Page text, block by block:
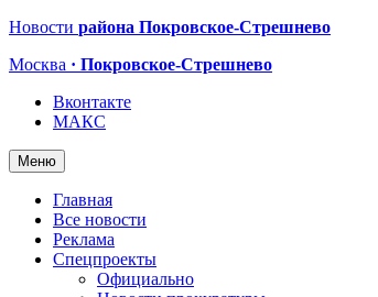
Новости района Покровское-Стрешнево
Москва · Покровское-Стрешнево
Вконтакте
МАКС
Меню
Главная
Все новости
Реклама
Спецпроекты
Официально